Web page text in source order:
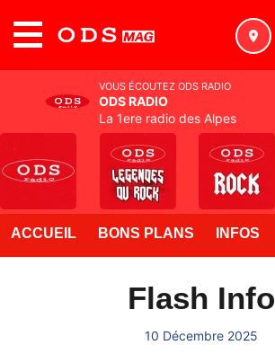
ACCUEIL BONS PLANS INFOS
Flash Info
10 Décembre 2025
VOUS ÉCOUTEZ ODS RADIO
ODS RADIO
La 1ere radio des Alpes